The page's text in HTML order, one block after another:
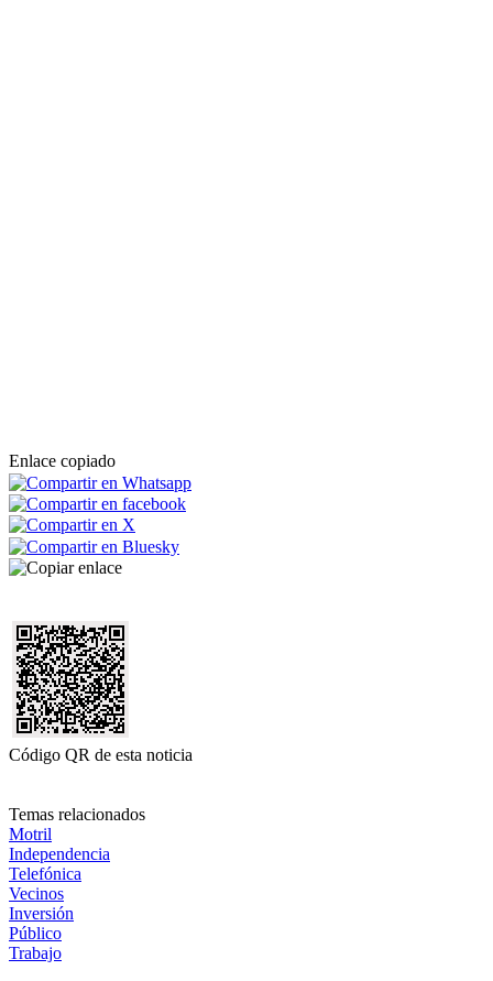
Enlace copiado
Código QR de esta noticia
Temas relacionados
Motril
Independencia
Telefónica
Vecinos
Inversión
Público
Trabajo